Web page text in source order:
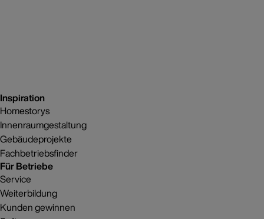
Inspiration
Homestorys
Innenraumgestaltung
Gebäudeprojekte
Fachbetriebsfinder
Für Betriebe
Service
Weiterbildung
Kunden gewinnen